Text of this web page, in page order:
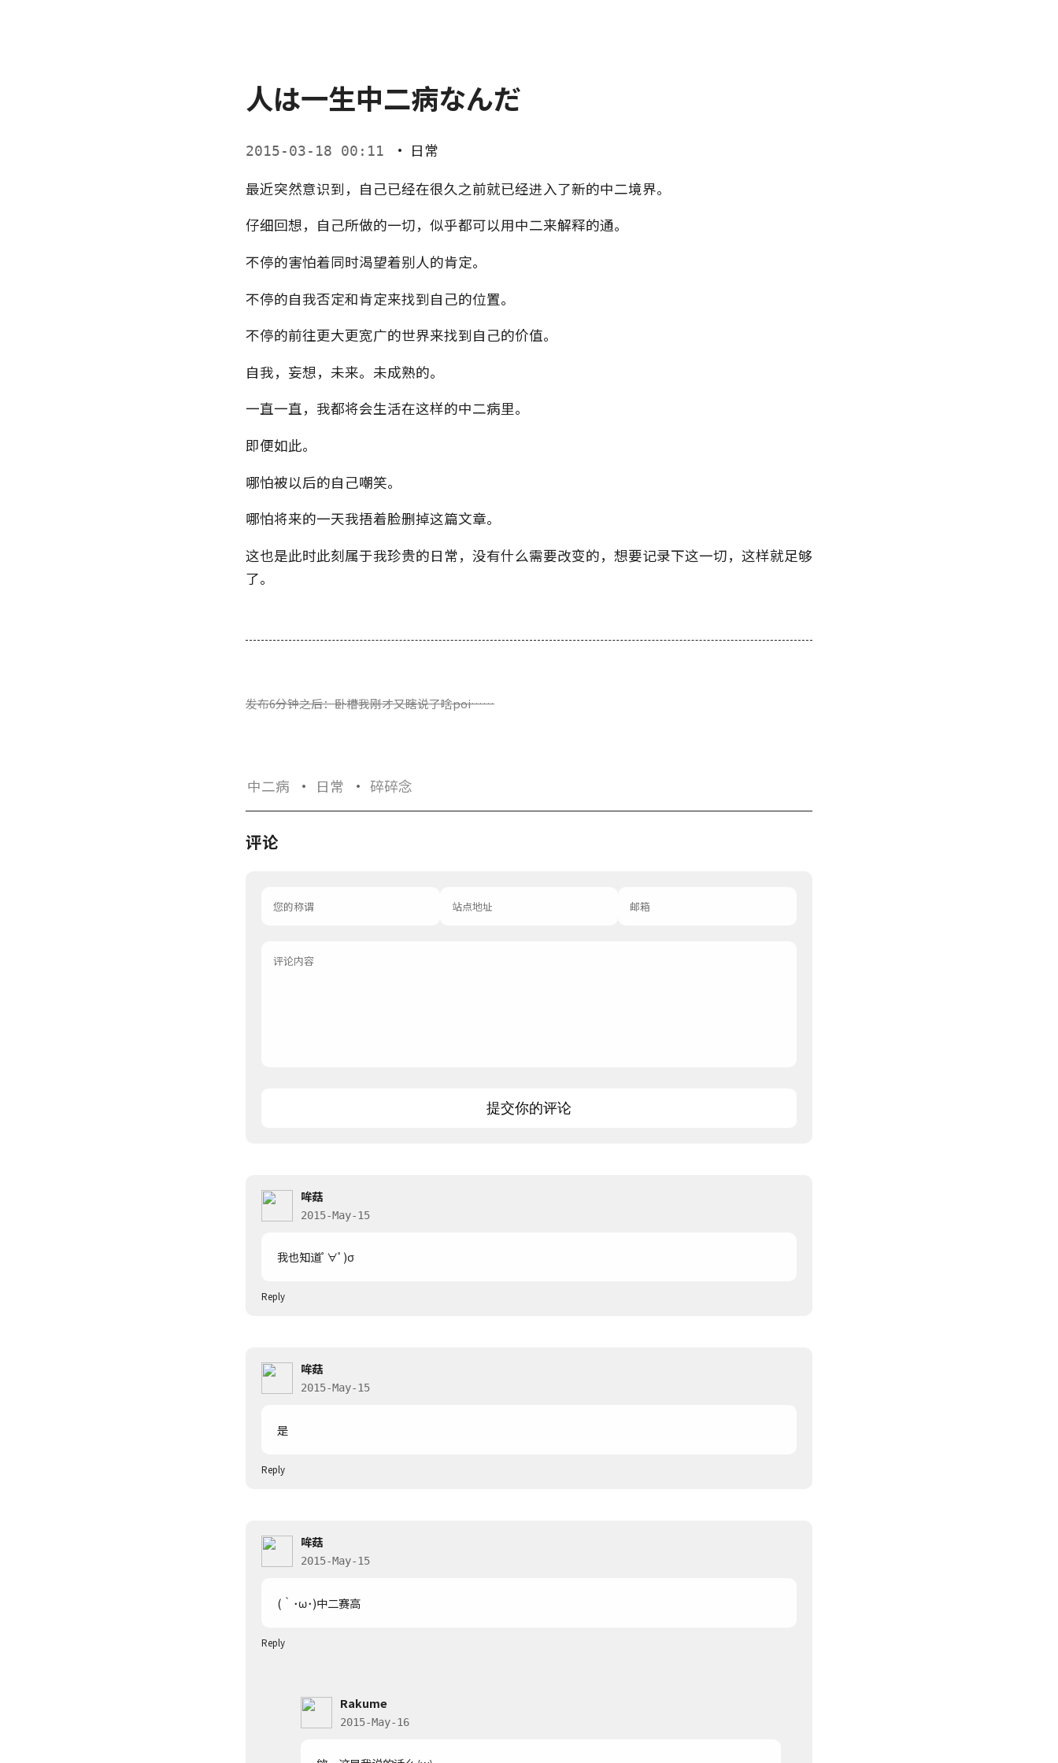
人は一生中二病なんだ
2015-03-18 00:11 · 日常
最近突然意识到，自己已经在很久之前就已经进入了新的中二境界。
仔细回想，自己所做的一切，似乎都可以用中二来解释的通。
不停的害怕着同时渴望着别人的肯定。
不停的自我否定和肯定来找到自己的位置。
不停的前往更大更宽广的世界来找到自己的价值。
自我，妄想，未来。未成熟的。
一直一直，我都将会生活在这样的中二病里。
即便如此。
哪怕被以后的自己嘲笑。
哪怕将来的一天我捂着脸删掉这篇文章。
这也是此时此刻属于我珍贵的日常，没有什么需要改变的，想要记录下这一切，这样就足够
了。
发布6分钟之后：卧槽我刚才又瞎说了啥poi……
中二病 · 日常 · 碎碎念
评论
提交你的评论
哞菇
2015-May-15
我也知道ﾟ∀ﾟ)σ
Reply
哞菇
2015-May-15
是
Reply
哞菇
2015-May-15
(｀･ω･)中二赛高
Reply
Rakume
2015-May-16